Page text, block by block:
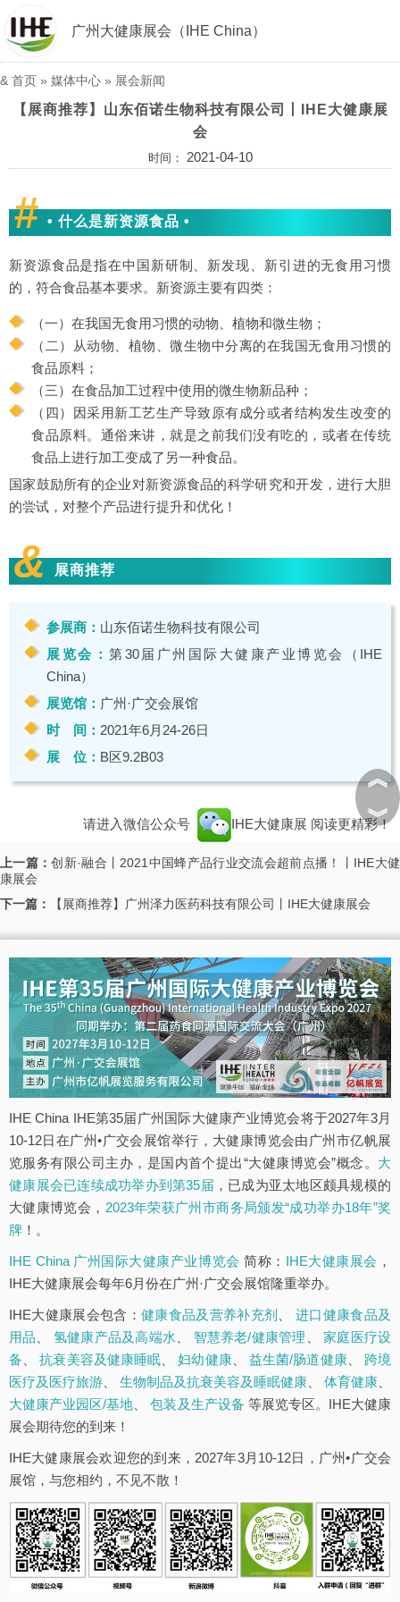
广州大健康展会（IHE China）
& 首页 » 媒体中心 » 展会新闻
【展商推荐】山东佰诺生物科技有限公司丨IHE大健康展
会
时间： 2021-04-10
# • 什么是新资源食品 •
新资源食品是指在中国新研制、新发现、新引进的无食用习惯
的，符合食品基本要求。新资源主要有四类：
（一）在我国无食用习惯的动物、植物和微生物；
（二）从动物、植物、微生物中分离的在我国无食用习惯的
食品原料；
（三）在食品加工过程中使用的微生物新品种；
（四）因采用新工艺生产导致原有成分或者结构发生改变的
食品原料。通俗来讲，就是之前我们没有吃的，或者在传统
食品上进行加工变成了另一种食品。
国家鼓励所有的企业对新资源食品的科学研究和开发，进行大胆
的尝试，对整个产品进行提升和优化！
& 展商推荐
参展商： 山东佰诺生物科技有限公司
展览会： 第30届广州国际大健康产业博览会（IHE
China）
展览馆： 广州·广交会展馆
时 间： 2021年6月24-26日
展 位： B区9.2B03
请进入微信公众号 IHE大健康展 阅读更精彩！
上一篇：创新·融合丨2021中国蜂产品行业交流会超前点播！​丨IHE大健
康展会
下一篇：
【展商推荐】广州泽力医药科技有限公司丨IHE大健康展会
IHE China IHE第35届广州国际大健康产业博览会将于2027年3月
10-12日在广州•广交会展馆举行，大健康博览会由广州市亿帆展
览服务有限公司主办，是国内首个提出“大健康博览会”概念。 大
健康展会已连续成功举办到第35届 ，已成为亚太地区颇具规模的
大健康博览会， 2023年荣获广州市商务局颁发“成功举办18年”奖
牌 ！。
IHE China 广州国际大健康产业博览会 简称： IHE大健康展会 ，
IHE大健康展会每年6月份在广州·广交会展馆隆重举办。
IHE大健康展会包含： 健康食品及营养补充剂 、进口健康食品及
用品
氢健康产品及高端水 智慧养老/健康管理 、家庭医疗设
备 、抗衰美容及健康睡眠 、妇幼健康、 益生菌/肠道健康、 跨境
医疗及医疗旅游
生物制品及抗衰美容及睡眠健康 体育健康
大健康产业园区/基地 、包装及生产设备 等展览专区。IHE大健康
展会期待您的到来！
IHE大健康展会欢迎您的到来，2027年3月10-12日，广州•广交会
展馆，与您相约，不见不散！
︽
︾